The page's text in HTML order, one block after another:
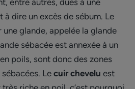
entre autres, dues à une
à dire un excès de sébum. Le
glande, appelée la glande
sébacée est annexée à un
poils, sont donc des zones
Le cuir chevelu est